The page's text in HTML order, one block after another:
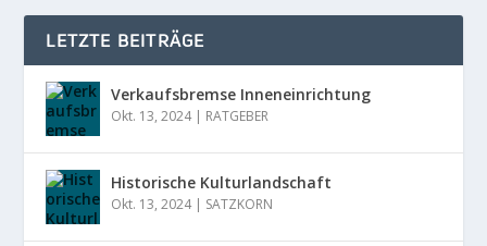
LETZTE BEITRÄGE
Verkaufsbremse Inneneinrichtung
Okt. 13, 2024| RATGEBER
Historische Kulturlandschaft
Okt. 13, 2024| SATZKORN